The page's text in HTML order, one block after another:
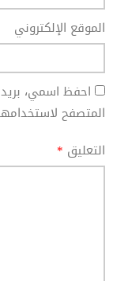
الموقع الإلكتروني
احفظ اسمي،
المتصفح
التعليق *